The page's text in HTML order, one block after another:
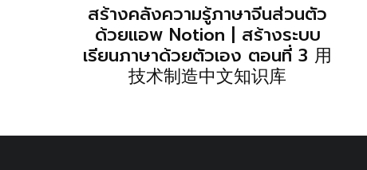
สร้างคลังความรู้ภาษาจีนส่วนตัว
ด้วยแอพ Notion | สร้างระบบ
เรียนภาษาด้วยตัวเอง ตอนที่ 3 用
技术制造中文知识库